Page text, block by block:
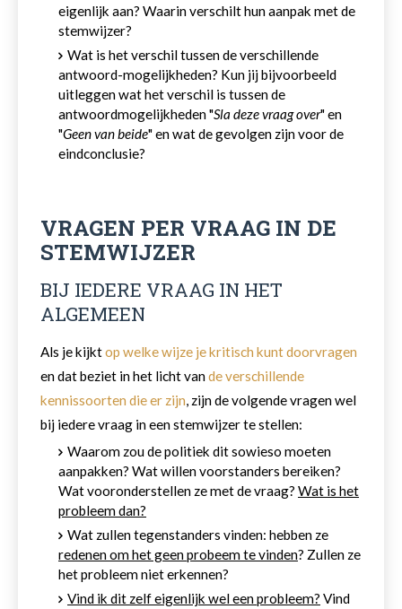
eigenlijk aan? Waarin verschilt hun aanpak met de
stemwijzer?
Wat is het verschil tussen de verschillende
antwoord-mogelijkheden? Kun jij bijvoorbeeld
uitleggen wat het verschil is tussen de
antwoordmogelijkheden "Sla deze vraag over" en
"Geen van beide" en wat de gevolgen zijn voor de
eindconclusie?
VRAGEN PER VRAAG IN DE
STEMWIJZER
BIJ IEDERE VRAAG IN HET
ALGEMEEN
Als je kijktop welke wijze je kritisch kunt doorvragen
en dat beziet in het licht vande verschillende
kennissoorten die er zijn, zijn de volgende vragen wel
bij iedere vraag in een stemwijzer te stellen:
Waarom zou de politiek dit sowieso moeten
aanpakken? Wat willen voorstanders bereiken?
Wat vooronderstellen ze met de vraag? Wat is het
probleem dan?
Wat zullen tegenstanders vinden: hebben ze
redenen om het geen probeem te vinden? Zullen ze
het probleem niet erkennen?
Vind ik dit zelf eigenlijk wel een probleem? Vind